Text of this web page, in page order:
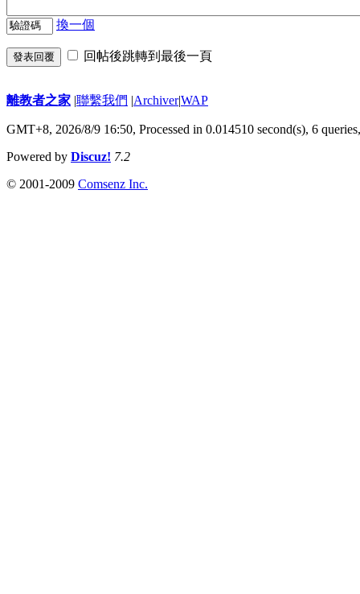
換一個
發表回覆 回帖後跳轉到最後一頁
離教者之家 |聯繫我們 |Archiver|WAP
GMT+8, 2026/8/9 16:50, Processed in 0.014510 second(s), 6
Powered by Discuz! 7.2
© 2001-2009 Comsenz Inc.